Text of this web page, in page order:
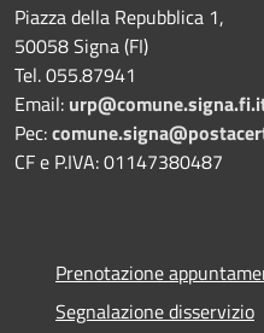
Piazza della Repubblica 1,
50058 Signa (FI)
Tel. 055.87941
Email:
Pec:
CF e P.IVA: 01147380487
Prenotazione
Segnalazione disservizio